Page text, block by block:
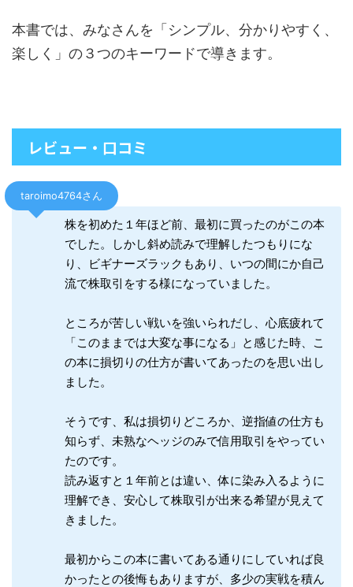
本書では、みなさんを「シンプル、分かりやすく、
楽しく」の３つのキーワードで導きます。
レビュー・口コミ
taroimo4764さん
株を初めた１年ほど前、最初に買ったのがこの本
でした。しかし斜め読みで理解したつもりにな
り、ビギナーズラックもあり、いつの間にか自己
流で株取引をする様になっていました。
ところが苦しい戦いを強いられだし、心底疲れて
「このままでは大変な事になる」と感じた時、こ
の本に損切りの仕方が書いてあったのを思い出し
ました。
そうです、私は損切りどころか、逆指値の仕方も
知らず、未熟なヘッジのみで信用取引をやってい
たのです。
読み返すと１年前とは違い、体に染み入るように
理解でき、安心して株取引が出来る希望が見えて
きました。
最初からこの本に書いてある通りにしていれば良
かったとの後悔もありますが、多少の実戦を積ん